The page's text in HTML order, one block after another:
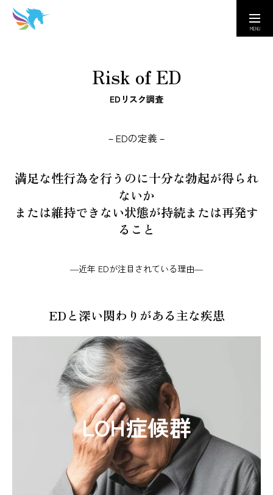
会社情報｜Amusing & Health Beauty
医療従事者専用ページ
Risk of ED
EDリスク調査
－EDの定義－
満足な性行為を行うのに十分な勃起が得られ
ないか
または維持できない状態が持続または再発す
ること
―近年 EDが注目されている理由―
EDと深い関わりがある主な疾患
LOH症候群